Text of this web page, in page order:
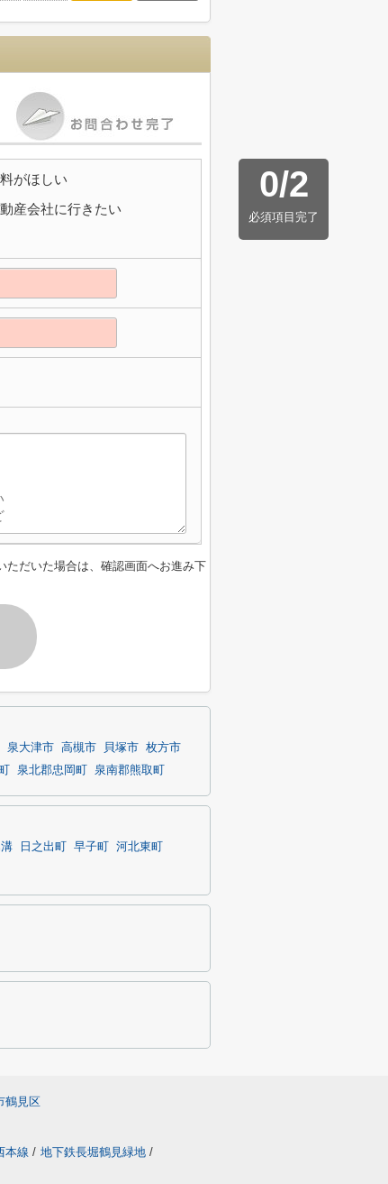
0/2
必須項目完了
がほしい
産会社に行きたい
ただいた場合は、確認画面へお進み下
泉大津市 高槻市 貝塚市 枚方市
泉北郡忠岡町 泉南郡熊取町
日之出町 早子町
河北東町
鶴見区
本線 / 地下鉄長堀鶴見緑地 /